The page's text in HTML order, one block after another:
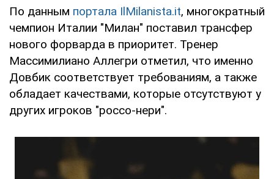
По данным портала IlMilanista.it, многократный
чемпион Италии "Милан" поставил трансфер
нового форварда в приоритет. Тренер
Массимилиано Аллегри отметил, что именно
Довбик соответствует требованиям, а также
обладает качествами, которые отсутствуют у
других игроков "россо-нери".